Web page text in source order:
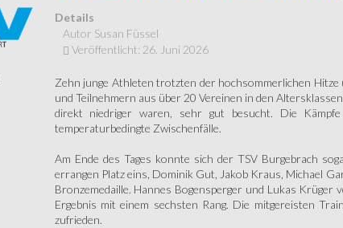
Details
Autor Susan Füssel
Veröffentlicht: 26. Juni 2026
Zehn junge Athleten trotzten der hochsommerlichen
und Teilnehmern aus über 20 Vereinen in den
direkt niedriger waren, sehr gut besucht. Die
temperaturbedingte Zwischenfälle.
Am Ende des Tages konnte sich der TSV Burgebrach
errangen Platz eins, Dominik Gut, Jakob Kraus, Michael
Bronzemedaille. Hannes Bogensperger und Lukas
Ergebnis mit einem sechsten Rang. Die mitgereisten
zufrieden.